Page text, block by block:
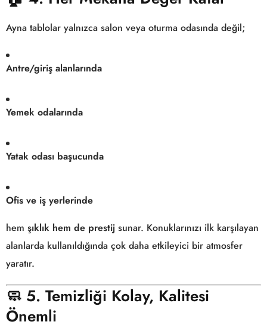
Ayna tablolar yalnızca salon veya oturma odasında değil;
Antre/giriş alanlarında
Yemek odalarında
Yatak odası başucunda
Ofis ve iş yerlerinde
hem şıklık hem de prestij sunar. Konuklarınızı ilk karşılayan
alanlarda kullanıldığında çok daha etkileyici bir atmosfer
yaratır.
🧼 5. Temizliği Kolay, Kalitesi
Önemli